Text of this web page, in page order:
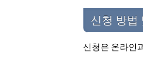
신청 방법
신청은 온라인